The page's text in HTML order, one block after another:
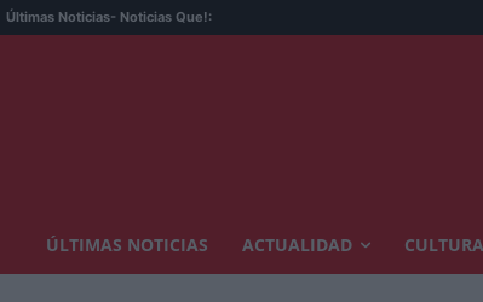
Últimas Noticias- Noticias Que!:
ÚLTIMAS NOTICIAS ACTUALIDAD CULTURA